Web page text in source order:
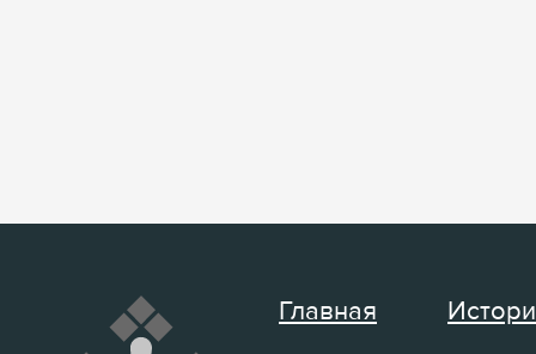
Главная